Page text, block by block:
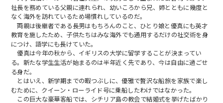
社長を務めている父親に連れられ、幼いころから兄、姉とともに幾度と
なく海外を訪れているため場慣れしているのだ。
両親は後継者である長男はもちろんのこと、ひとり娘と優真にも英才
教育を施したため、子供たちはみな海外でも通用するだけの社交術を身
につけ、語学にも長けていた。
優真は今年の秋から、イギリスの大学に留学することが決まってい
る。新たな学生生活が始まるのは半年近く先であり、今は自由に過ごせ
る身だ。
とはいえ、新学期までの暇つぶしに、優雅で贅沢な船旅を家族で楽し
むために、クイーン・ローライド号に乗船したわけではなかった。
この巨大な豪華客船では、シチリア島の教会で結婚式を挙げたばかり